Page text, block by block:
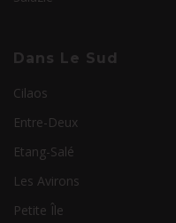
Dans Le Sud
Cilaos
Entre-Deux
Etang-Salé
Les Avirons
Petite Île